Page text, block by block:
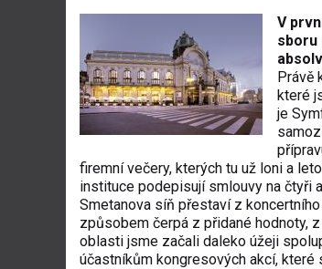
V
sboru
Právě
které
je
firemní večery, kterých tu už loni a
instituce podepisují smlouvy na čtyři
Smetanova síň přestaví z
způsobem čerpá z přidané hodnoty,
oblasti jsme začali daleko úžeji
účastníkům kongresových akcí,